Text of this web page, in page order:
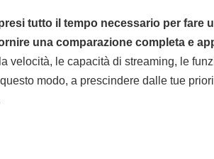
tutto il tempo necessario per fare
una comparazione completa e
velocità, le capacità di streaming, le
modo, a prescindere dalle tue